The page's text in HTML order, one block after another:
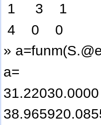
1 3 1
4 0 0
»
a=